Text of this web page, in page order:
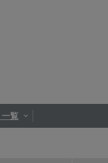
一覧